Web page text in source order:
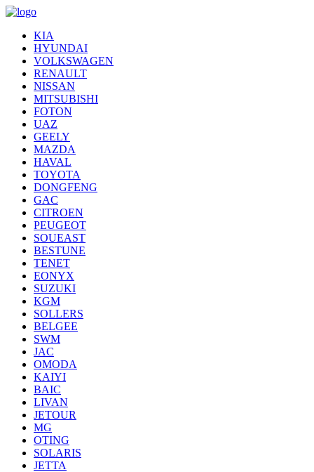
KIA
HYUNDAI
VOLKSWAGEN
RENAULT
NISSAN
MITSUBISHI
FOTON
UAZ
GEELY
MAZDA
HAVAL
TOYOTA
DONGFENG
GAC
CITROEN
PEUGEOT
SOUEAST
BESTUNE
TENET
EONYX
SUZUKI
KGM
SOLLERS
BELGEE
SWM
JAC
OMODA
KAIYI
BAIC
LIVAN
JETOUR
MG
OTING
SOLARIS
JETTA